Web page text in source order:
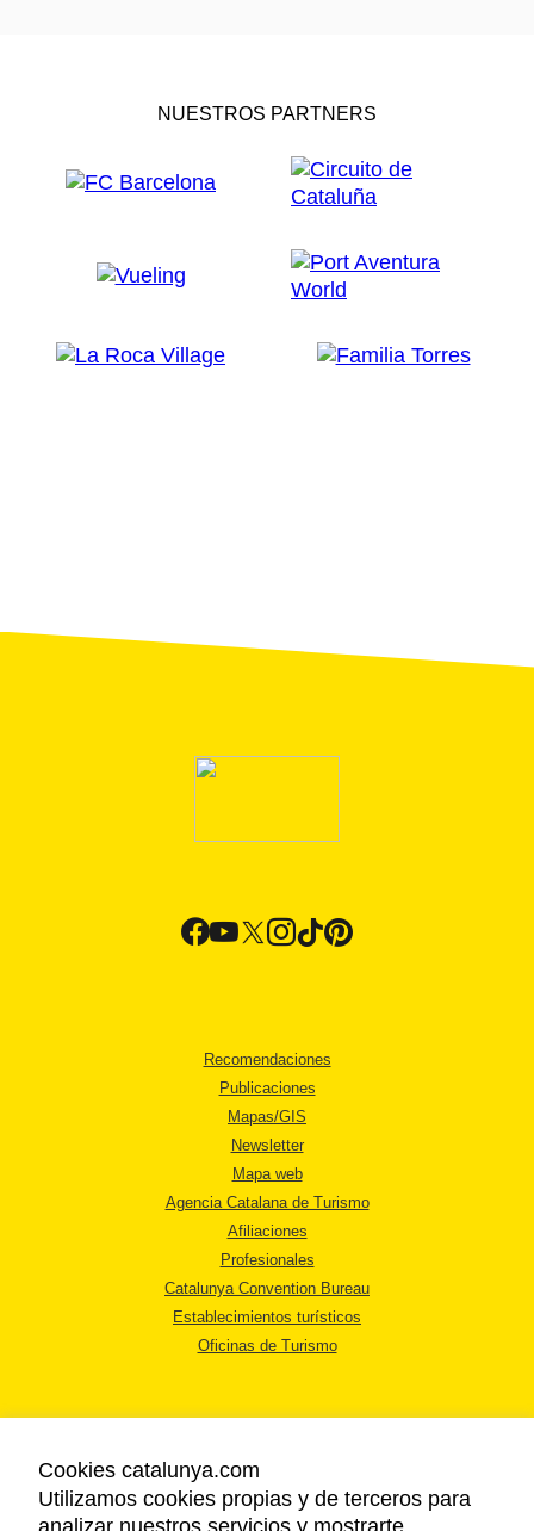
NUESTROS PARTNERS
Recomendaciones
Publicaciones
Mapas/GIS
Newsletter
Mapa web
Agencia Catalana de Turismo
Afiliaciones
Profesionales
Catalunya Convention Bureau
Establecimientos turísticos
Oficinas de Turismo
AVISO LEGAL
Cookies catalunya.com
Utilizamos cookies propias y de terceros para
analizar nuestros servicios y mostrarte